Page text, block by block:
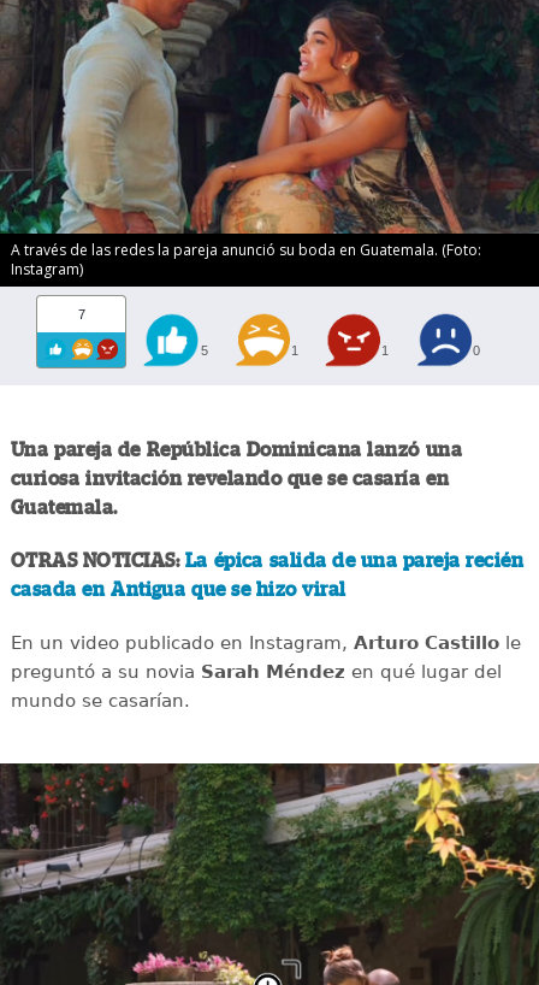
A través de las redes la pareja anunció su boda en Guatemala. (Foto:
Instagram)
7
5 1 1 0
Una pareja de República Dominicana lanzó una
curiosa invitación revelando que se casaría en
Guatemala.
OTRAS NOTICIAS: La épica salida de una pareja recién
casada en Antigua que se hizo viral
En un video publicado en Instagram, Arturo Castillole
preguntó a su novia Sarah Méndez en qué lugar del
mundo se casarían.